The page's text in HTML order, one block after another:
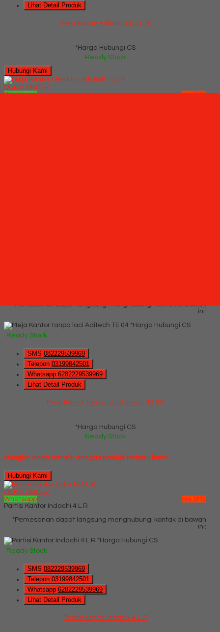
Lihat Detail Produk
Meja Kantor Aditech SS 7518
*Harga Hubungi CS
Ready Stock
Hubungi Kami
QUICK ORDER
Whatsapp
via SMS
*Pemesanan dapat langsung menghubungi kontak di bawah
ini:
*Harga Hubungi CS
Ready Stock
SMS 082229539969
Telepon 03199842501
Whatsapp 6282229539969
Lihat Detail Produk
Meja Kantor tanpa laci Aditech TE 04
*Harga Hubungi CS
Ready Stock
Mungkin Anda tertarik dengan produk terbaru kami
Hubungi Kami
QUICK ORDER
Whatsapp
via SMS
Partisi Kantor Indachi 4 L R
*Pemesanan dapat langsung menghubungi kontak di bawah
ini:
*Harga Hubungi CS
Ready Stock
SMS 082229539969
Telepon 03199842501
Whatsapp 6282229539969
Lihat Detail Produk
Partisi Kantor Indachi 4 L R